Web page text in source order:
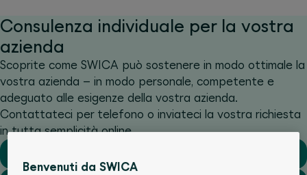
Consulenza individuale per la vostra
azienda
Scoprite come SWICA può sostenere in modo ottimale la
vostra azienda – in modo personale, competente e
adeguato alle esigenze della vostra azienda.
Contattateci per telefono o inviateci la vostra richiesta
in tutta semplicità online.
Benvenuti da SWICA